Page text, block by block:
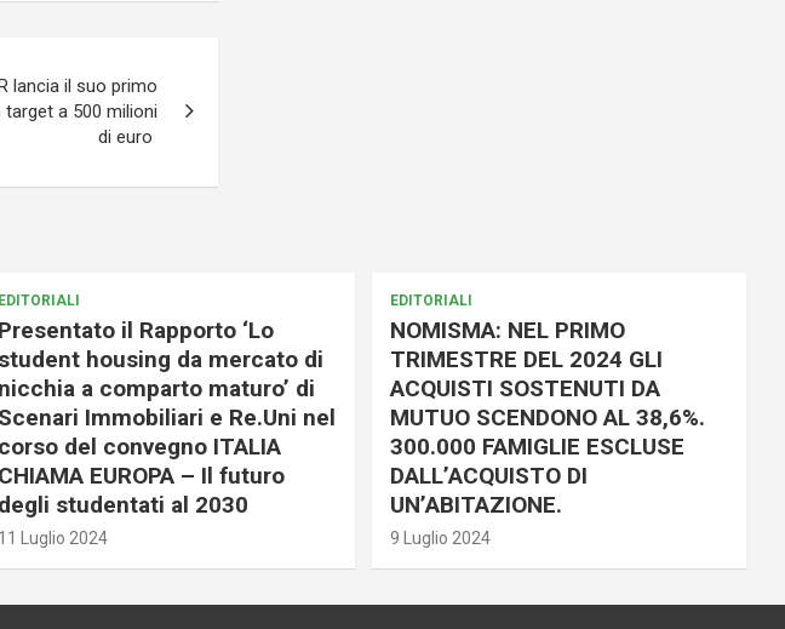
lancia il suo primo
a 500 milioni
di euro
EDITORIALI
Presentato il Rapporto ‘Lo
student housing da mercato di
nicchia a comparto maturo’ di
Scenari Immobiliari e Re.Uni nel
corso del convegno ITALIA
CHIAMA EUROPA – Il futuro
degli studentati al 2030
11 Luglio 2024
EDITORIALI
NOMISMA: NEL PRIMO
TRIMESTRE DEL 2024 GLI
ACQUISTI SOSTENUTI DA
MUTUO SCENDONO AL 38,6%.
300.000 FAMIGLIE ESCLUSE
DALL’ACQUISTO DI
UN’ABITAZIONE.
9 Luglio 2024